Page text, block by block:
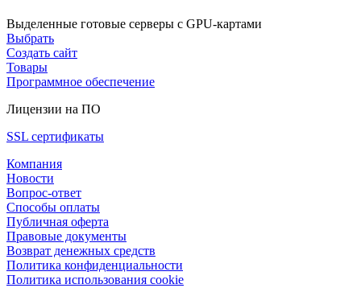
Выделенные готовые серверы с GPU-картами
Выбрать
Создать сайт
Товары
Программное обеспечение
Лицензии на ПО
SSL сертификаты
Компания
Новости
Вопрос-ответ
Способы оплаты
Публичная оферта
Правовые документы
Возврат денежных средств
Политика конфиденциальности
Политика использования cookie